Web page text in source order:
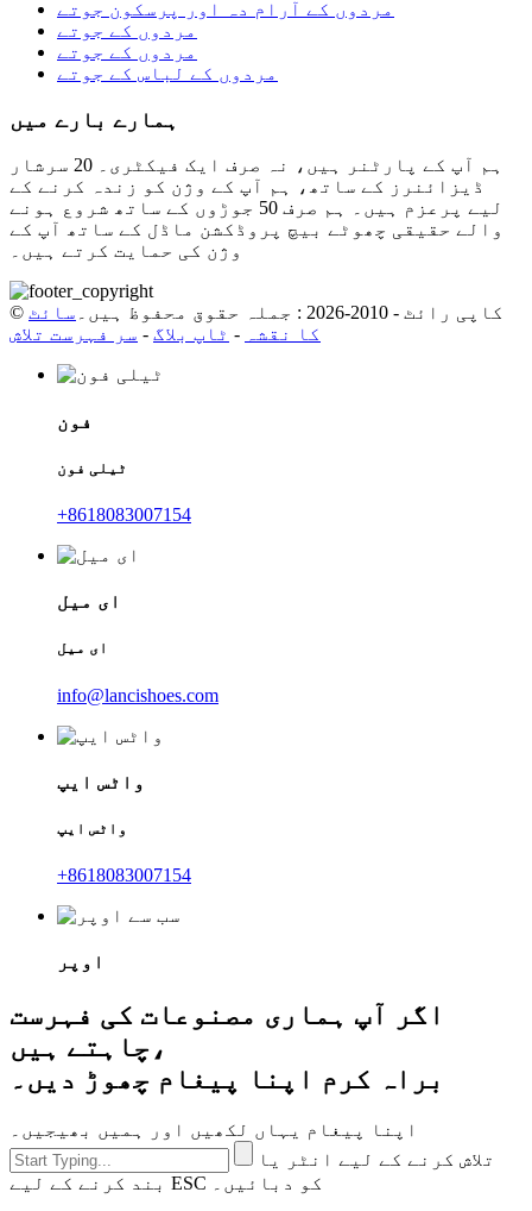
مردوں کے آرام دہ اور پرسکون جوتے
مردوں کے جوتے
مردوں کے جوتے
مردوں کے لباس کے جوتے
ہمارے بارے میں
ہم آپ کے پارٹنر ہیں، نہ صرف ایک فیکٹری۔ 20 سرشار
ڈیزائنرز کے ساتھ، ہم آپ کے وژن کو زندہ کرنے کے
لیے پرعزم ہیں۔ ہم صرف 50 جوڑوں کے ساتھ شروع ہونے
والے حقیقی چھوٹے بیچ پروڈکشن ماڈل کے ساتھ آپ کے
وژن کی حمایت کرتے ہیں۔
© کاپی رائٹ - 2010-2026 : جملہ حقوق محفوظ ہیں۔
سائٹ
کا نقشہ
- ٹاپ بلاگ - سر فہرست تلاش
فون
ٹیلی فون
+8618083007154
ای میل
ای میل
info@lancishoes.com
واٹس ایپ
واٹس ایپ
+8618083007154
اوپر
اگر آپ ہماری مصنوعات کی فہرست
چاہتے ہیں،
براہ کرم اپنا پیغام چھوڑ دیں۔
اپنا پیغام یہاں لکھیں اور ہمیں بھیجیں۔
تلاش کرنے کے لیے انٹر یا
بند کرنے کے لیے ESC کو دبائیں۔